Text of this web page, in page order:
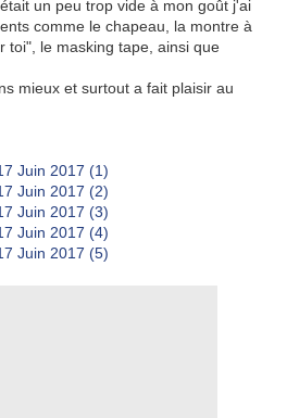
un peu trop vide à mon goût j'ai
comme le chapeau, la montre à
toi", le masking tape, ainsi que
mieux et surtout a fait plaisir au